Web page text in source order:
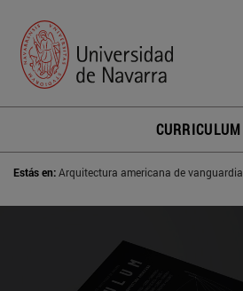
CURRICULUM
Estás en:Arquitectura americana de vanguardia